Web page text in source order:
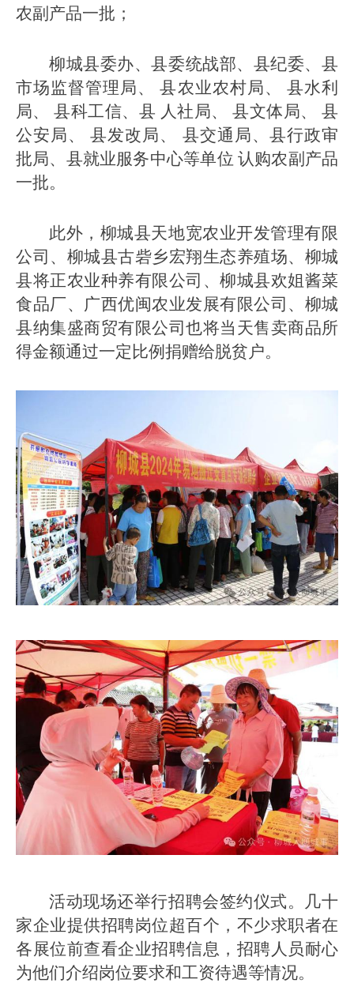
农副产品一批；
柳城县委办、县委统战部、县纪委、县
市场监督管理局、 县农业农村局、 县水利
局、 县科工信、县 人社局、 县文体局、 县
公安局、 县发改局、 县交通局、县行政审
批局、县就业服务中心等单位 认购农副产品
一批。
此外，柳城县天地宽农业开发管理有限
公司、柳城县古砦乡宏翔生态养殖场、柳城
县将正农业种养有限公司、柳城县欢姐酱菜
食品厂、广西优闽农业发展有限公司、柳城
县纳集盛商贸有限公司也将当天售卖商品所
得金额通过一定比例捐赠给脱贫户。
活动现场还举行招聘会签约仪式。几十
家企业提供招聘岗位超百个，不少求职者在
各展位前查看企业招聘信息，招聘人员耐心
为他们介绍岗位要求和工资待遇等情况。